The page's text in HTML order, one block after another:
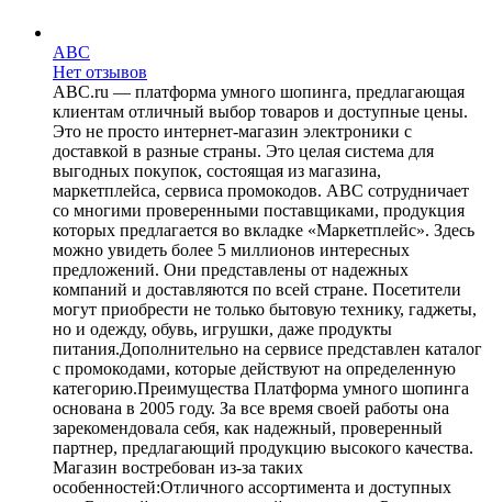
ABC
Нет отзывов
ABC.ru — платформа умного шопинга, предлагающая
клиентам отличный выбор товаров и доступные цены.
Это не просто интернет-магазин электроники с
доставкой в разные страны. Это целая система для
выгодных покупок, состоящая из магазина,
маркетплейса, сервиса промокодов. ABC сотрудничает
со многими проверенными поставщиками, продукция
которых предлагается во вкладке «Маркетплейс». Здесь
можно увидеть более 5 миллионов интересных
предложений. Они представлены от надежных
компаний и доставляются по всей стране. Посетители
могут приобрести не только бытовую технику, гаджеты,
но и одежду, обувь, игрушки, даже продукты
питания.Дополнительно на сервисе представлен каталог
с промокодами, которые действуют на определенную
категорию.Преимущества Платформа умного шопинга
основана в 2005 году. За все время своей работы она
зарекомендовала себя, как надежный, проверенный
партнер, предлагающий продукцию высокого качества.
Магазин востребован из-за таких
особенностей:Отличного ассортимента и доступных